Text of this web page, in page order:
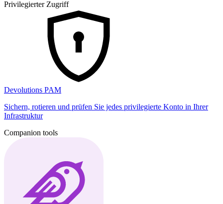
Privilegierter Zugriff
Devolutions PAM
Sichern, rotieren und prüfen Sie jedes privilegierte Konto in Ihrer
Infrastruktur
Companion tools